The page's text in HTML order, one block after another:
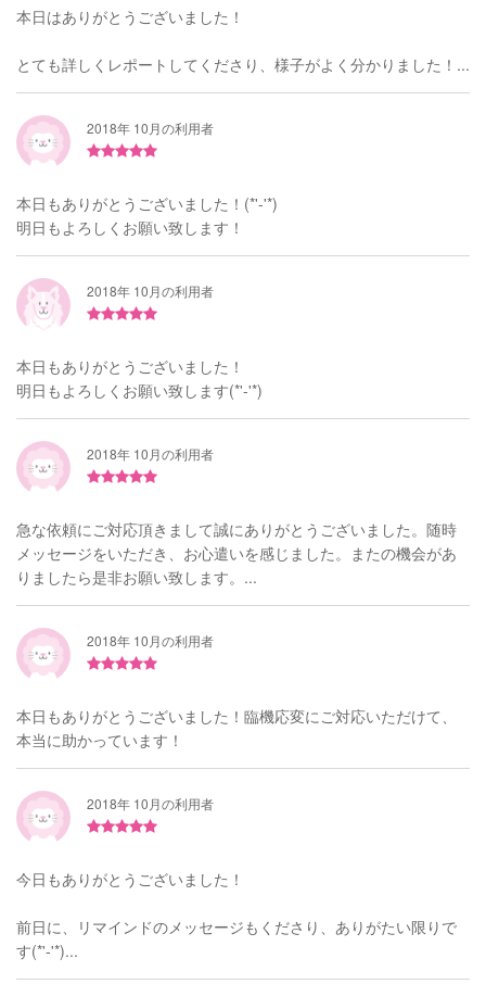
本日はありがとうございました！
とても詳しくレポートしてくださり、様子がよく分かりました！...
2018年 10月の利用者
本日もありがとうございました！(*'-'*)
明日もよろしくお願い致します！
2018年 10月の利用者
本日もありがとうございました！
明日もよろしくお願い致します(*'-'*)
2018年 10月の利用者
急な依頼にご対応頂きまして誠にありがとうございました。随時
メッセージをいただき、お心遣いを感じました。またの機会があ
りましたら是非お願い致します。...
2018年 10月の利用者
本日もありがとうございました！臨機応変にご対応いただけて、
本当に助かっています！
2018年 10月の利用者
今日もありがとうございました！
前日に、リマインドのメッセージもくださり、ありがたい限りで
す(*'-'*)...